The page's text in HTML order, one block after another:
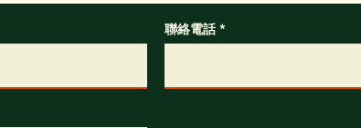
聯絡電話